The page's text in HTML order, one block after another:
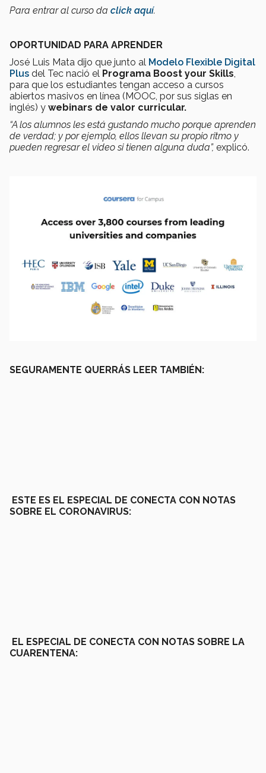
Para entrar al curso da click aquí.
OPORTUNIDAD PARA APRENDER
José Luis Mata dijo que junto al Modelo Flexible Digital
Plus del Tec nació el Programa Boost your Skills,
para que los estudiantes tengan acceso a cursos
abiertos masivos en línea (MOOC, por sus siglas en
inglés) y webinars de valor curricular.
“A los alumnos les está gustando mucho porque aprenden
de verdad; y por ejemplo, ellos llevan su propio ritmo y
pueden regresar el video si tienen alguna duda”, explicó.
SEGURAMENTE QUERRÁS LEER TAMBIÉN:
ESTE ES EL ESPECIAL DE CONECTA CON NOTAS
SOBRE EL CORONAVIRUS:
EL ESPECIAL DE CONECTA CON NOTAS SOBRE LA
CUARENTENA: